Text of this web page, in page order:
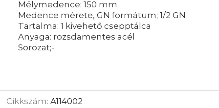
Mélymedence: 150 mm
Medence mérete, GN formátum; 1/2 GN
Tartalma: 1 kivehető csepptálca
Anyaga: rozsdamentes acél
Sorozat;-
Cikkszám:A114002